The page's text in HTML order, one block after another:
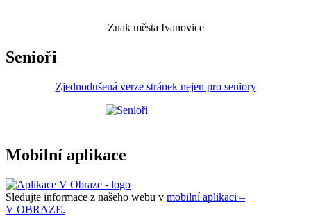
Znak města Ivanovice
Senioři
Zjednodušená verze stránek nejen pro seniory
Mobilní aplikace
Sledujte informace z našeho webu v mobilní aplikaci –
V OBRAZE.